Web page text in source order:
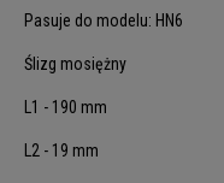
Pasuje do modelu: HN6
Ślizg mosiężny
L1 - 190 mm
L2 - 19 mm